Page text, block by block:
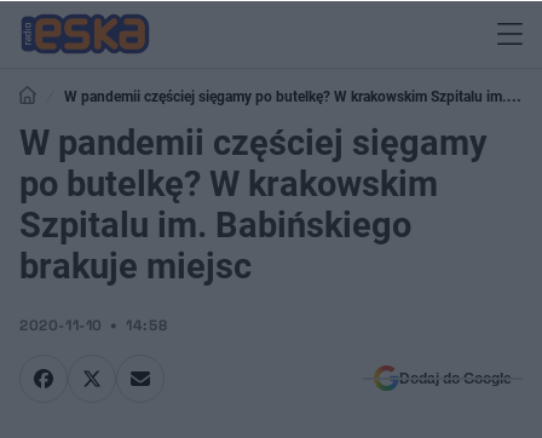
W pandemii częściej sięgamy po butelkę? W krakowskim Szpitalu im.
Babińskiego brakuje miejsc
W pandemii częściej sięgamy
po butelkę? W krakowskim
Szpitalu im. Babińskiego
brakuje miejsc
2020-11-10 14:58
Dodaj do Google